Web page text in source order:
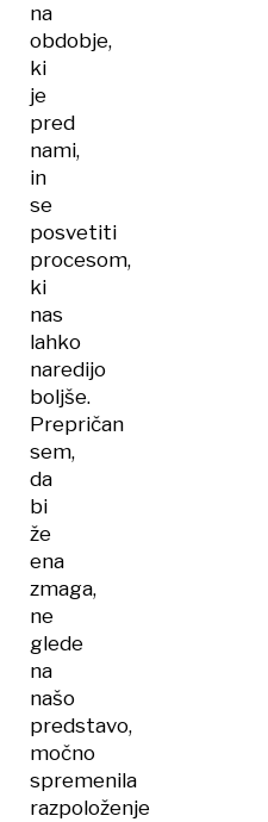
na
obdobje,
ki
je
pred
nami,
in
se
posvetiti
procesom,
ki
nas
lahko
naredijo
boljše.
Prepričan
sem,
da
bi
že
ena
zmaga,
ne
glede
na
našo
predstavo,
močno
spremenila
razpoloženje